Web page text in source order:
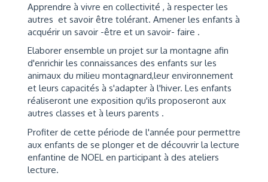
Apprendre à vivre en collectivité , à respecter les
autres et savoir être tolérant. Amener les enfants à
acquérir un savoir -être et un savoir- faire .
Elaborer ensemble un projet sur la montagne afin
d'enrichir les connaissances des enfants sur les
animaux du milieu montagnard,leur environnement
et leurs capacités à s'adapter à l'hiver. Les enfants
réaliseront une exposition qu'ils proposeront aux
autres classes et à leurs parents .
Profiter de cette période de l'année pour permettre
aux enfants de se plonger et de découvrir la lecture
enfantine de NOEL en participant à des ateliers
lecture.